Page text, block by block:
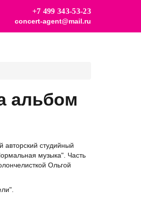
+7 499 343-53-23
concert-agent@mail.ru
альбом
авторский студийный
музыка". Часть
Ольгой